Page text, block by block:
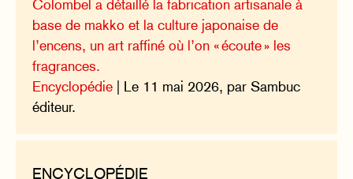
Colombel a détaillé la fabrication artisanale à
base de makko et la culture japonaise de
l’encens, un art raffiné où l’on « écoute » les
fragrances.
Encyclopédie | Le 11 mai 2026, par Sambuc
éditeur.
ENCYCLOPÉDIE